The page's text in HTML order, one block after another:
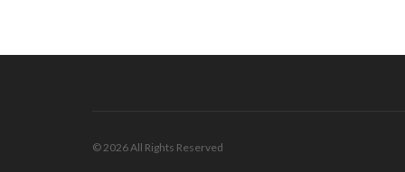
© 2026 All Rights Reserved